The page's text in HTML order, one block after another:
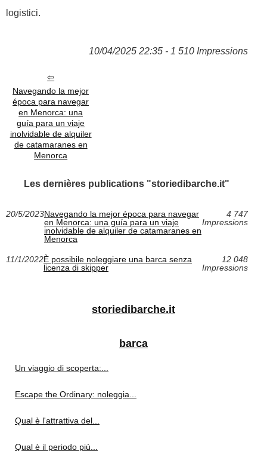
logistici.
10/04/2025 22:35 - 1 510 Impressions
Navegando la mejor
época para navegar
en Menorca: una
guía para un viaje
inolvidable de alquiler
de catamaranes en
Menorca
Les dernières publications "storiedibarche.it"
20/5/2023Navegando la mejor época para navegar
en Menorca: una guía para un viaje
inolvidable de alquiler de catamaranes en
Menorca
4 747
Impressions
11/1/2022È possibile noleggiare una barca senza
licenza di skipper
12 048
Impressions
storiedibarche.it
barca
Un viaggio di scoperta:...
Escape the Ordinary: noleggia...
Qual è l'attrattiva del...
Qual è il periodo più...